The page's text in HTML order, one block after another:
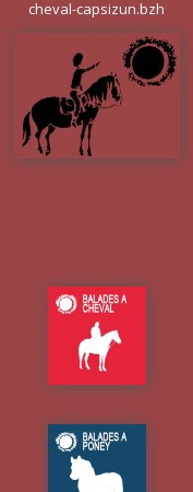
cheval-capsizun.bzh